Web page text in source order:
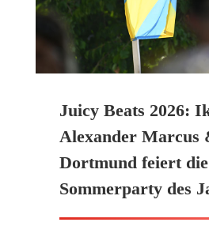
Juicy Beats 2026:
Alexander Marcus
Dortmund feiert
Sommerparty des